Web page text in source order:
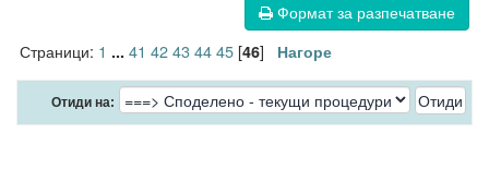
Формат за разпечатване
Страници: 1 ... 41 42434445[46] Нагоре
Отиди на: